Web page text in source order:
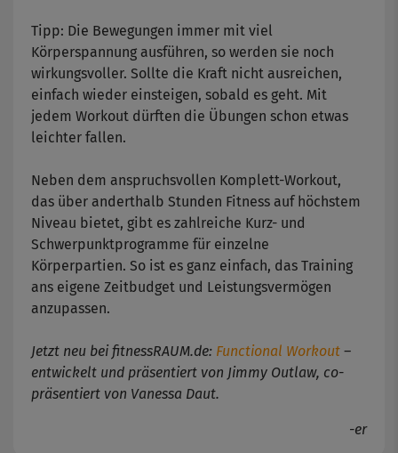
Tipp: Die Bewegungen immer mit viel
Körperspannung ausführen, so werden sie noch
wirkungsvoller. Sollte die Kraft nicht ausreichen,
einfach wieder einsteigen, sobald es geht. Mit
jedem Workout dürften die Übungen schon etwas
leichter fallen.
Neben dem anspruchsvollen Komplett-Workout,
das über anderthalb Stunden Fitness auf höchstem
Niveau bietet, gibt es zahlreiche Kurz- und
Schwerpunktprogramme für einzelne
Körperpartien. So ist es ganz einfach, das Training
ans eigene Zeitbudget und Leistungsvermögen
anzupassen.
Jetzt neu bei fitnessRAUM.de: Functional Workout –
entwickelt und präsentiert von Jimmy Outlaw, co-
präsentiert von Vanessa Daut.
-er